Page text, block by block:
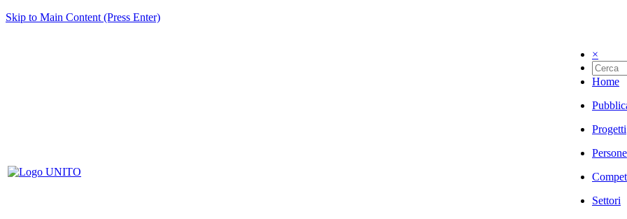
Skip to Main Content (Press Enter)
×
Home
Progetti
Persone
Settori